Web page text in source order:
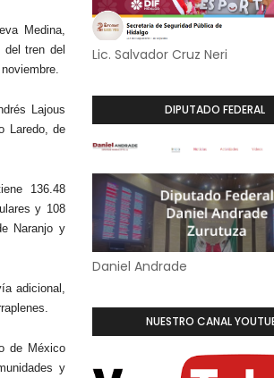
Medina,
tren del
Lajous
Laredo, de
136.48
y 108
Naranjo y
adicional,
de México
y
Lic. Salvador Cruz Neri
DIPUTADO FEDERAL
Daniel Andrade
NUESTRO CANAL